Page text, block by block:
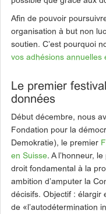
Afin de pouvoir
organisation à but non
soutien. C’est pourquoi
vos adhésions annuelles
Le premier
données
Début décembre, nous
Fondation pour la
Demokratie), le premier
en Suisse. A l’honneur,
droit fondamental à la
ambition d’amputer la
décisifs. Objectif : élargir
de «l’autodétermination